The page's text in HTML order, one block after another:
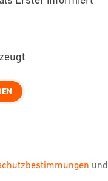
und